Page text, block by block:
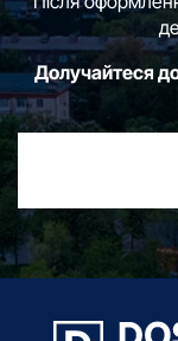
Долучайтеся